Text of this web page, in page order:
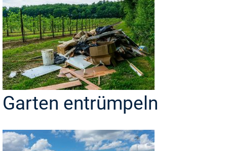
Garten entrümpeln